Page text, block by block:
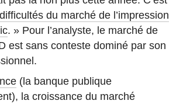
du marché de l’impression
. » Pour l’analyste, le marché de
est sans conteste dominé par son
(la banque publique
la croissance du marché